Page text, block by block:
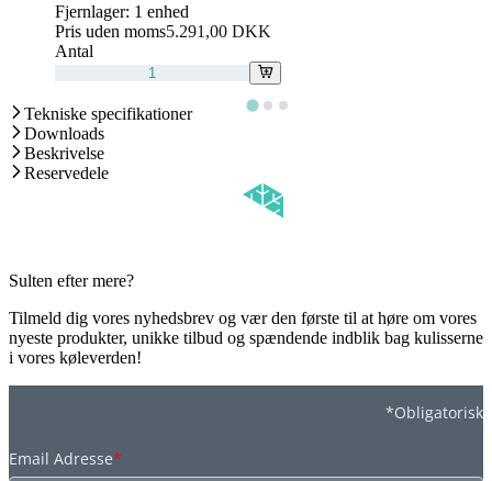
Fjernlager: 1 enhed
Pris uden moms5.291,00 DKK
Antal
Tekniske specifikationer
Downloads
Beskrivelse
Reservedele
Sulten efter mere?
Tilmeld dig vores nyhedsbrev og vær den første til at høre om vores
nyeste produkter, unikke tilbud og spændende indblik bag kulisserne
i vores køleverden!
*Obligatorisk
Email Adresse*